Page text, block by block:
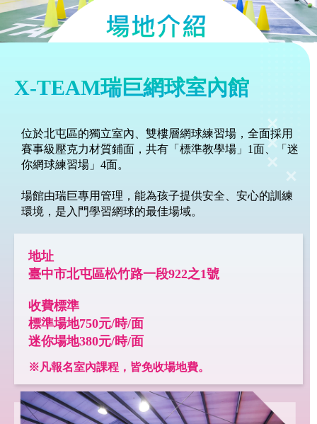
X-TEAM瑞巨網球室內館
位於北屯區的獨立室內、雙樓層網球練習場，全面採用
賽事級壓克力材質鋪面，共有「標準教學場」1面、「迷
你網球練習場」4面。
場館由瑞巨專用管理，能為孩子提供安全、安心的訓練
環境，是入門學習網球的最佳場域。
地址
臺中市北屯區松竹路一段922之1號
收費標準
標準場地750元/時/面
迷你場地380元/時/面
※凡報名室內課程，皆免收場地費。